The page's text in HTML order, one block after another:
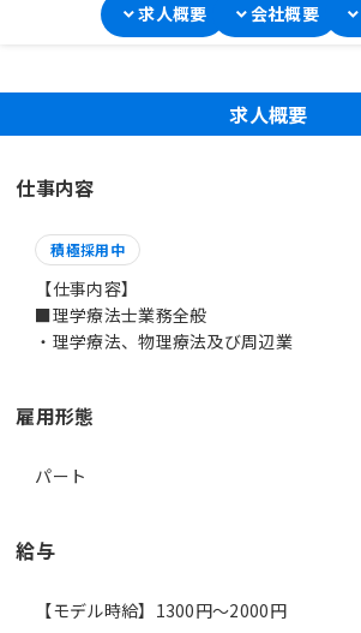
求人概要 会社概要
求人概要
仕事内容
積極採用中
【仕事内容】
■理学療法士業務全般
・理学療法、物理療法及び周辺業
雇用形態
パート
給与
【モデル時給】1300円〜2000円